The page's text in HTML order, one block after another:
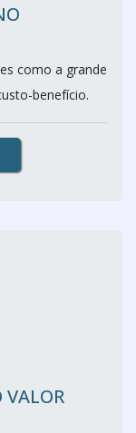
como a grande
benefício.
VALOR